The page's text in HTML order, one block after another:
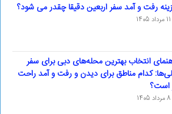
رفت و آمد سفر اربعین دقیقا چقدر می شود؟
11 مرداد 1405
انتخاب بهترین محله‌های دبی برای سفر
کدام مناطق برای دیدن و رفت و آمد راحت
است؟
8 مرداد 1405